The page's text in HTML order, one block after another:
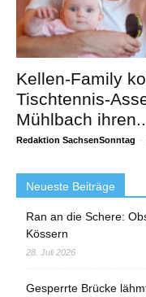
Kellen-Family
Tischtennis-
Mühlbach
Redaktion SachsenSonntag -
Neueste Beiträge
Ran an die Schere:
Kössern
28. Juli 2026
Gesperrte Brücke